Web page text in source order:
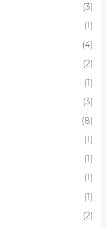
(3)
(1)
(4)
(2)
(1)
(3)
(8)
(1)
(1)
(1)
(1)
(2)